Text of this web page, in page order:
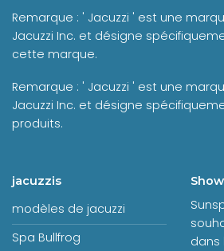
Remarque : ' Jacuzzi ' est une
Jacuzzi Inc. et désigne
cette marque.
Remarque : ' Jacuzzi ' est une
Jacuzzi Inc. et désigne
produits.
jacuzzis
modèles de jacuzzi
Spa Bullfrog
dans